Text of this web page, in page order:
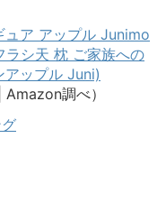
ア アップル Junimo
ラシ天 枕 ご家族への
ップル Juni)
調べ）